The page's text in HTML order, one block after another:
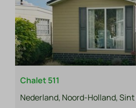
Chalet 511
Nederland, Noord-Holland,